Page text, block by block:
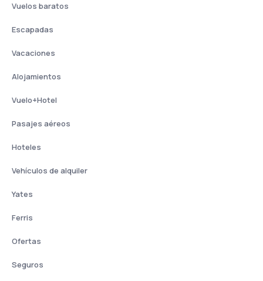
Vuelos baratos
Escapadas
Vacaciones
Alojamientos
Vuelo+Hotel
Pasajes aéreos
Hoteles
Vehículos de alquiler
Yates
Ferris
Ofertas
Seguros